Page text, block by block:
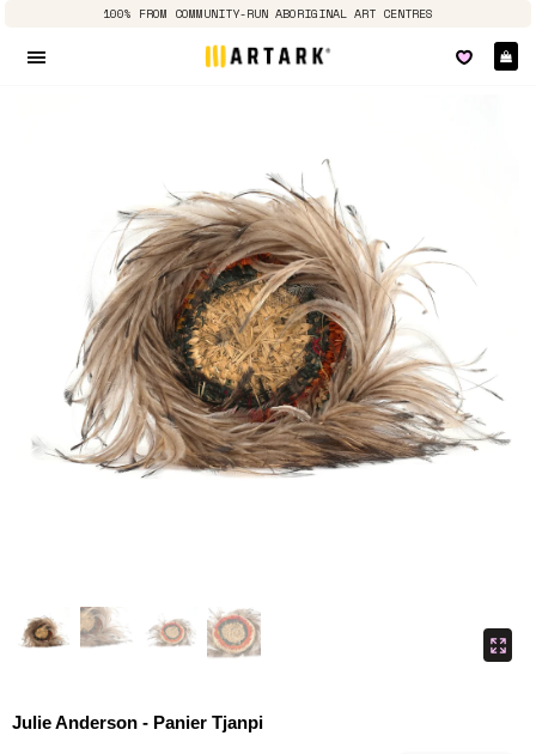
100% FROM COMMUNITY-RUN ABORIGINAL ART CENTRES
Julie Anderson - Panier Tjanpi